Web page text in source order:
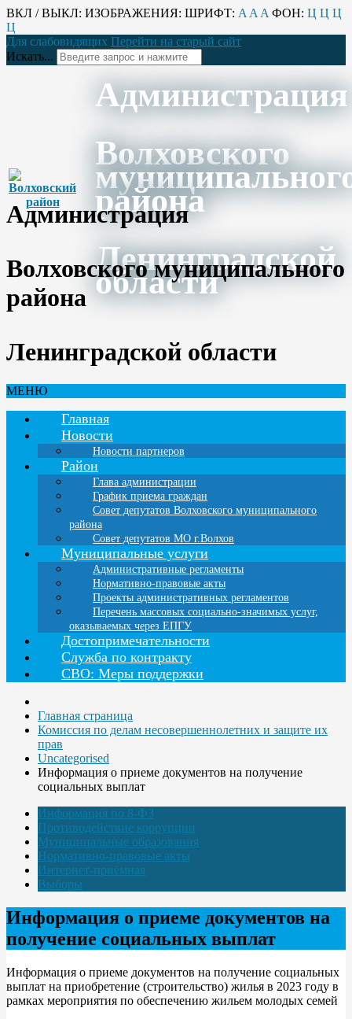
ВКЛ / ВЫКЛ: ИЗОБРАЖЕНИЯ: ШРИФТ: A A A ФОН: Ц Ц Ц
Ц
Для слабовидящих Перейти на старый сайт
Искать...
Администрация
Волховского
района
Ленинградской
области
Администрация
Волховского муниципального
района
Ленинградской области
МЕНЮ
Главная
Новости
Новости партнеров
Район
Глава администрации
График приема граждан
Совет депутатов Волховского муниципального
района
Совет депутатов МО г.Волхов
Муниципальные услуги
Административные регламенты
Нормативно-правовые акты
Проекты административных регламентов
Перечень массовых социально-значимых услуг,
оказываемых через ЕПГУ
Достопримечательности
Служба по контракту
СВО: Меры поддержки
Главная страница
Комиссия по делам несовершеннолетних и защите их
прав
Uncategorised
Информация о приеме документов на получение
социальных выплат
Информация по 8-ФЗ
Противодействие коррупции
Муниципальные образования
Нормативно-правовые акты
Интернет-приёмная
Выборы
Информация о приеме документов на
получение социальных выплат
Информация о приеме документов на получение социальных
выплат на приобретение (строительство) жилья в 2023 году в
рамках мероприятия по обеспечению жильем молодых семей